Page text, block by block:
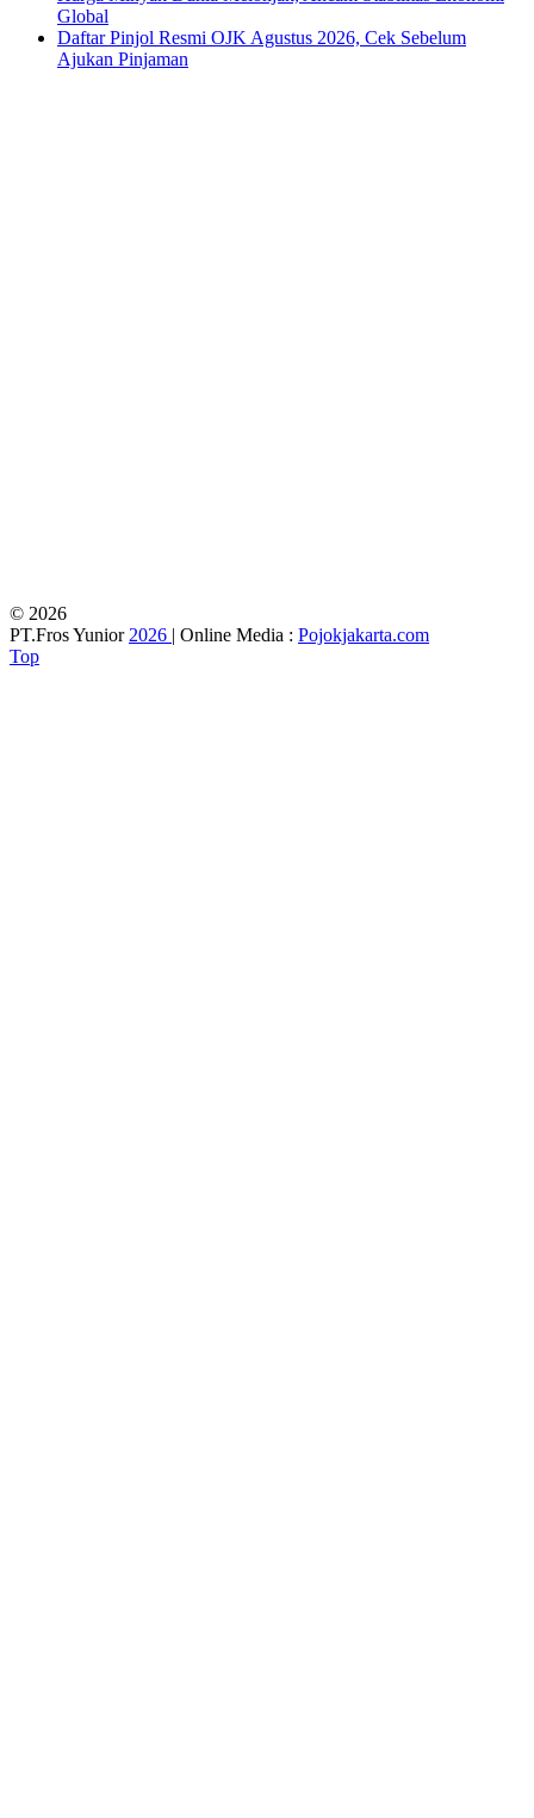
Global
Daftar Pinjol Resmi OJK Agustus 2026, Cek Sebelum
Ajukan Pinjaman
© 2026
PT.Fros Yunior 2026 | Online Media : Pojokjakarta.com
Top